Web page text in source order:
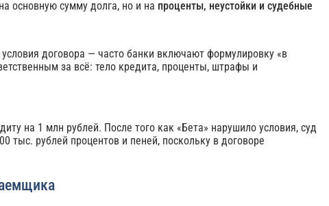
основную сумму долга, но и на проценты, неустойки и судебные
договора — часто банки включают формулировку «в
за всё: тело кредита, проценты, штрафы и
на 1 млн рублей. После того как «Бета» нарушило условия, суд
тыс. рублей процентов и пеней, поскольку в договоре